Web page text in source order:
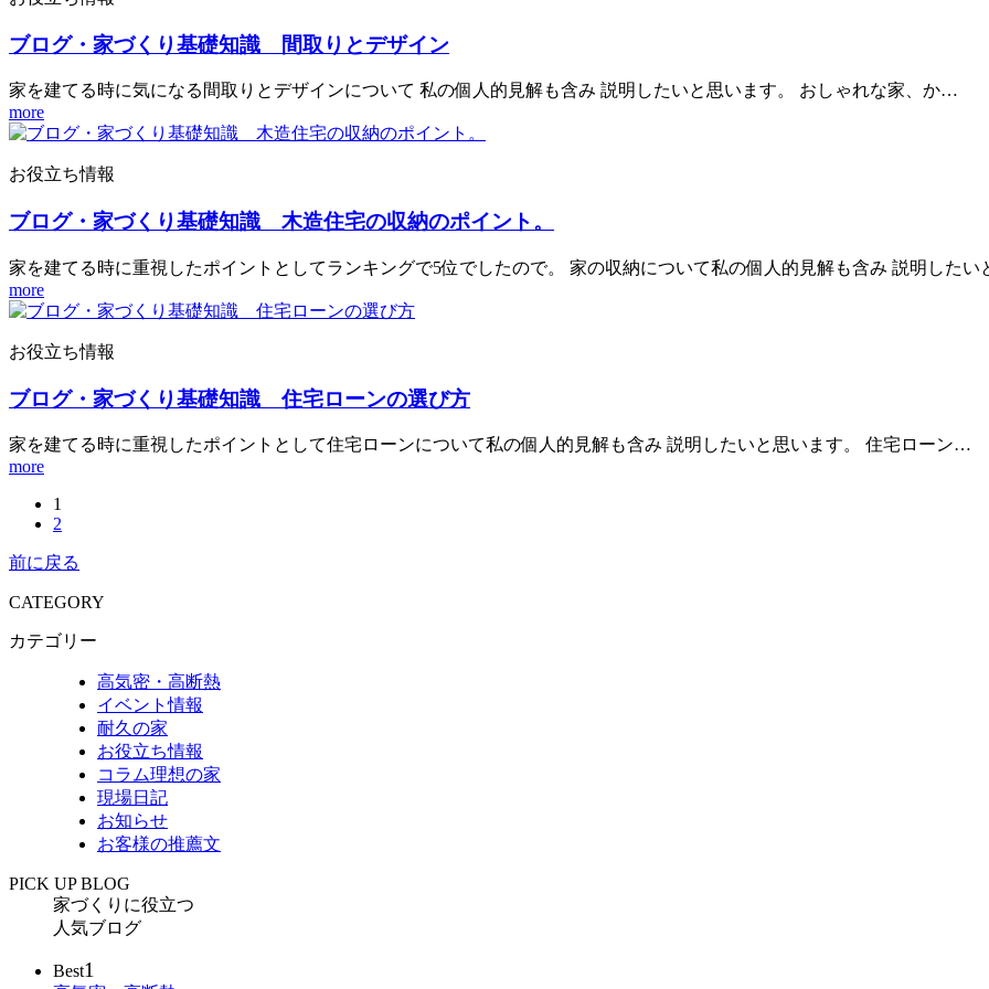
ブログ・家づくり基礎知識 間取りとデザイン
家を建てる時に気になる間取りとデザインについて 私の個人的見解も含み 説明したいと思います。 おしゃれな家、か…
more
お役立ち情報
ブログ・家づくり基礎知識 木造住宅の収納のポイント。
家を建てる時に重視したポイントとしてランキングで5位でしたので。 家の収納について私の個人的見解も含み 説明した
more
お役立ち情報
ブログ・家づくり基礎知識 住宅ローンの選び方
家を建てる時に重視したポイントとして住宅ローンについて私の個人的見解も含み 説明したいと思います。 住宅ローン…
more
1
2
前に戻る
CATEGORY
カテゴリー
高気密・高断熱
イベント情報
耐久の家
お役立ち情報
コラム理想の家
現場日記
お知らせ
お客様の推薦文
PICK UP BLOG
家づくりに役立つ
人気ブログ
Best1